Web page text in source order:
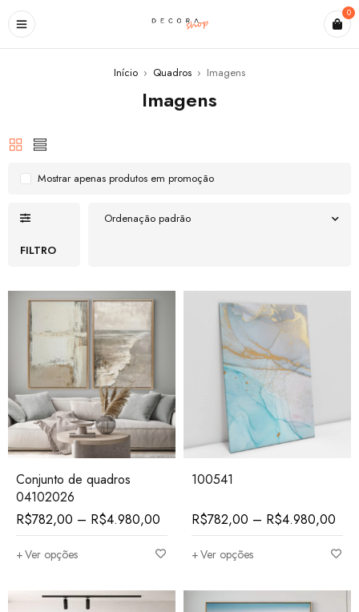
0
Início › Quadros › Imagens
Imagens
FILTRO
Ordenação padrão
Mostrar apenas produtos em promoção
Conjunto de quadros
04102026
R$782,00 – R$4.980,00
Ver opções
100541
R$782,00 – R$4.980,00
Ver opções